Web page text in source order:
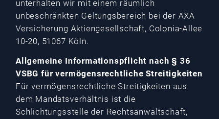
unterhalten wir mit einem räumlich
unbeschränkten Geltungsbereich bei der AXA
Versicherung Aktiengesellschaft, Colonia-Allee
10-20, 51067 Köln.
Allgemeine Informationspflicht nach § 36
VSBG für vermögensrechtliche Streitigkeiten
Für vermögensrechtliche Streitigkeiten aus
dem Mandatsverhältnis ist die
Schlichtungsstelle der Rechtsanwaltschaft,